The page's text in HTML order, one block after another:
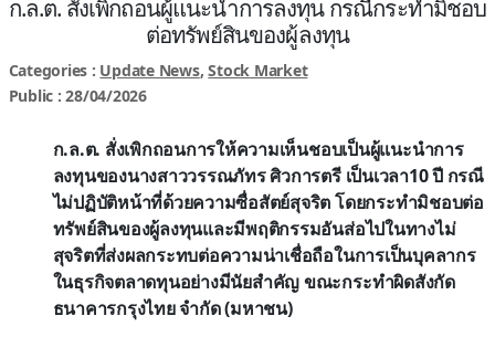
ก.ล.ต. สั่งเพิกถอนผู้แนะนำการลงทุน กรณีกระทำมิชอบ
ต่อทรัพย์สินของผู้ลงทุน
Categories : Update News,Stock Market
Public : 28/04/2026
ก.ล.ต. สั่งเพิกถอนการให้ความเห็นชอบเป็นผู้แนะนำการ
ลงทุนของนางสาววรรณภัทร ศิวการตรี เป็นเวลา10 ปี กรณี
ไม่ปฏิบัติหน้าที่ด้วยความซื่อสัตย์สุจริต โดยกระทำมิชอบต่อ
ทรัพย์สินของผู้ลงทุนและมีพฤติกรรมอันส่อไปในทางไม่
สุจริตที่ส่งผลกระทบต่อความน่าเชื่อถือในการเป็นบุคลากร
ในธุรกิจตลาดทุนอย่างมีนัยสำคัญ ขณะกระทำผิดสังกัด
ธนาคารกรุงไทย จำกัด (มหาชน)